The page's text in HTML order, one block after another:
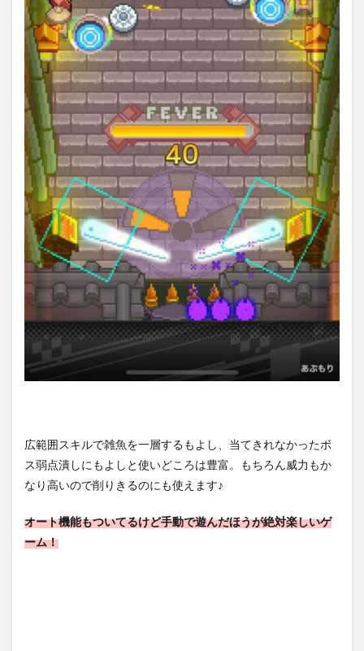
7.3.2
アイテ
ム購入
7.4
星導
石を
する
方法
7.4.1
ショッ
プ経由
で購入
7.4.2
星導石
の値段
につい
8
【ワ
ール
ドフ
リッ
レビ
ュー
まと
め
広範囲スキルで雑魚を一層するもよし、当てきれなかったボ
ス弱点潰しにもよしと使いどころは豊富。もちろん威力もか
なり高いので削りきるのにも使えます♪
オート機能もついてるけど手動で遊んだほうが絶対楽しいゲ
ーム！